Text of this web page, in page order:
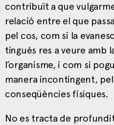
contribuït a que
relació entre el que
pel cos, com si la
tingués res a veure amb
l’organisme, i com si
manera incontingent, pel
conseqüències físiques.
No es tracta de